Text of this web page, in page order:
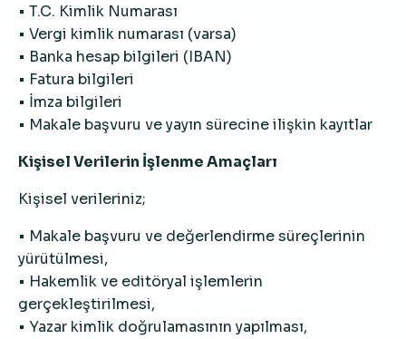
• T.C. Kimlik Numarası
• Vergi kimlik numarası (varsa)
• Banka hesap bilgileri (IBAN)
• Fatura bilgileri
• İmza bilgileri
• Makale başvuru ve yayın sürecine ilişkin kayıtlar
Kişisel Verilerin İşlenme Amaçları
Kişisel verileriniz;
• Makale başvuru ve değerlendirme süreçlerinin
yürütülmesi,
• Hakemlik ve editöryal işlemlerin
gerçekleştirilmesi,
• Yazar kimlik doğrulamasının yapılması,